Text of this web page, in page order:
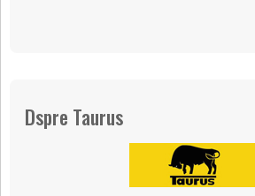
Dspre Taurus